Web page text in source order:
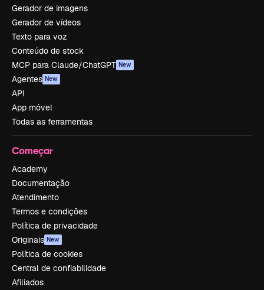
Gerador de imagens
Gerador de vídeos
Texto para voz
Conteúdo de stock
MCP para Claude/ChatGPT New
Agentes New
API
App móvel
Todas as ferramentas
Começar
Academy
Documentação
Atendimento
Termos e condições
Política de privacidade
Originais New
Política de cookies
Central de confiabilidade
Afiliados